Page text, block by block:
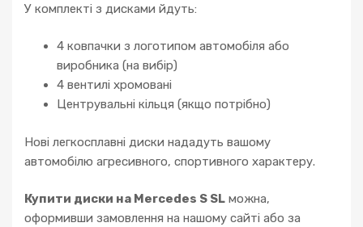
У комплекті з дисками йдуть:
4 ковпачки з логотипом автомобіля або
виробника (на вибір)
4 вентилі хромовані
Центрувальні кільця (якщо потрібно)
Нові легкосплавні диски нададуть вашому
автомобілю агресивного, спортивного характеру.
Купити диски на Mercedes S SL можна,
оформивши замовлення на нашому сайті або за